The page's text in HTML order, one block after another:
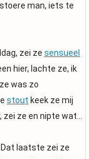
man, iets te
zei ze sensueel
hier, lachte ze, ik
was zo
stout keek ze mij
ze en nipte wat…
Dat laatste zei ze